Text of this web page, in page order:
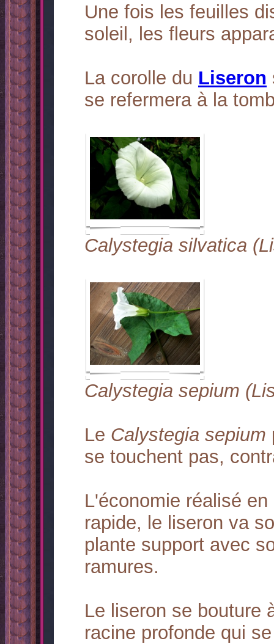
Une fois les feuilles
soleil, les fleurs
La corolle du Liseron
se refermera à la
Calystegia silvatica
Calystegia sepium
Le Calystegia sepium
se touchent pas,
L'économie réalisé
rapide, le liseron va
plante support avec
ramures.
Le liseron se bouture
racine profonde qui